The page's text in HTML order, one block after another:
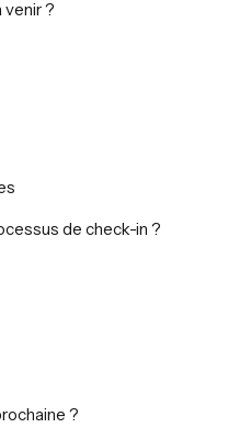
venir ?
de check-in ?
?